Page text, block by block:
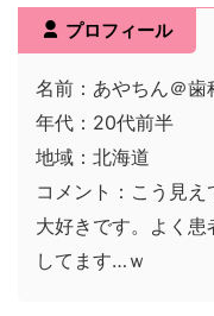
プロフィール
名前：あやちん＠歯
年代：20代前半
地域：北海道
コメント：こう見
大好きです。よく
してます…ｗ